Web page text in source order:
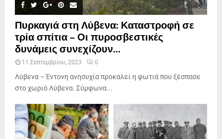
Πυρκαγιά στη Λύβενα: Καταστροφή σε
τρία σπίτια – Οι πυροσβεστικές
δυνάμεις συνεχίζουν...
11 Σεπτεμβρίου, 2023 0
Λύβενα – Έντονη ανησυχία προκαλεί η φωτιά που ξέσπασε
στο χωριό Λύβενα. Σύμφωνα...